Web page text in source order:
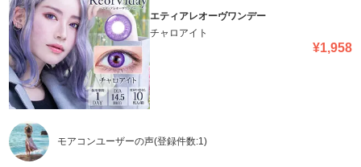
エティアレオーヴワンデー
チャロアイト
¥1,958
モアコンユーザーの声(登録件数:1)